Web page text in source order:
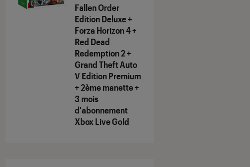
Fallen Order
Edition Deluxe +
Forza Horizon 4 +
Red Dead
Redemption 2 +
Grand Theft Auto
V Edition Premium
+ 2ème manette +
3 mois
d'abonnement
Xbox Live Gold